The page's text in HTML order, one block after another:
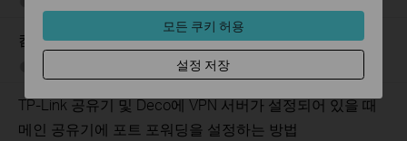
컴퓨터 및 휴대폰에서 VPN 클라이언트를 설정하는 방법
views
TP-Link 공유기 및 Deco에 VPN 서버가 설정되어 있을 때
메인 공유기에 포트 포워딩을 설정하는 방법
모든 쿠키 허용
설정 저장